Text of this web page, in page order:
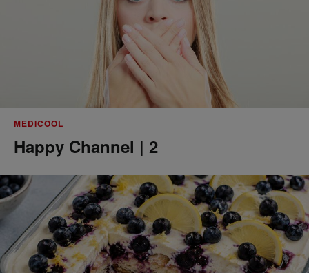
MEDICOOL
Happy Channel | 2